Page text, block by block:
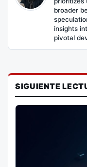
broader
insights
pivotal
SIGUIENTE